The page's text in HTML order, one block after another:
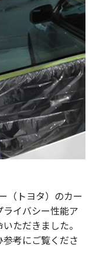
（トヨタ）のカー
イバシー性能ア
ただきました。
考にご覧くださ